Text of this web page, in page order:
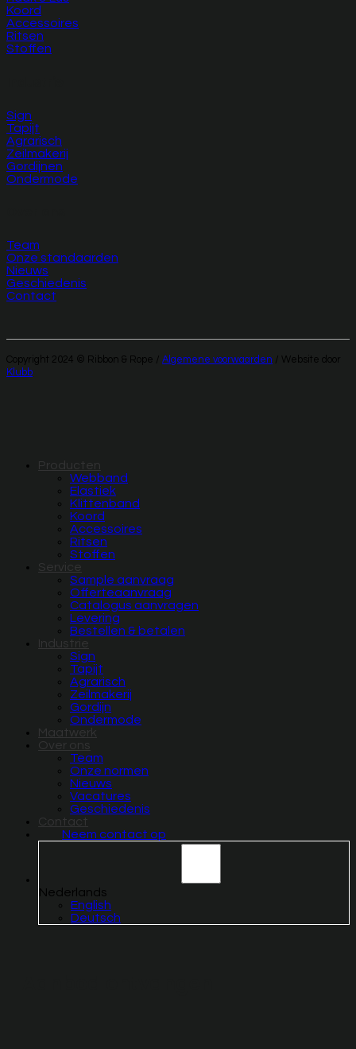
Koord
Accessoires
Ritsen
Stoffen
Sign
Tapijt
Agrarisch
Zeilmakerij
Gordijnen
Ondermode
Team
Onze standaarden
Nieuws
Geschiedenis
Contact
Copyright 2024 © Ribbon & Rope / Algemene voorwaarden / Website door
Klubb
Producten
Webband
Elastiek
Klittenband
Koord
Accessoires
Ritsen
Stoffen
Service
Sample aanvraag
Offerteaanvraag
Catalogus aanvragen
Levering
Bestellen & betalen
Industrie
Sign
Tapijt
Agrarisch
Zeilmakerij
Gordijn
Ondermode
Maatwerk
Over ons
Team
Onze normen
Nieuws
Vacatures
Geschiedenis
Contact
Neem contact op
Nederlands
English
Deutsch